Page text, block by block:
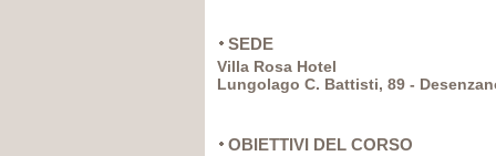
SEDE
Villa Rosa Hotel
Lungolago C. Battisti, 89 -
OBIETTIVI DEL CORSO